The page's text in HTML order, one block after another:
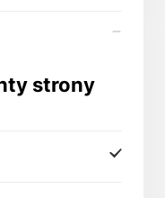
strony